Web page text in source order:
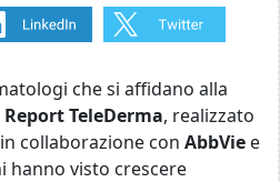
che si affidano alla
Report TeleDerma, realizzato
in collaborazione con AbbVie e
hanno visto crescere